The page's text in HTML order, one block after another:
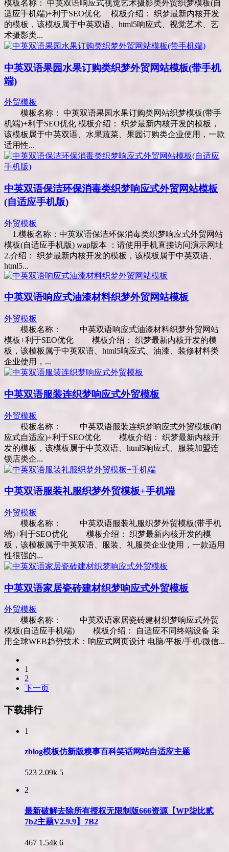
模板名称： 中英双语响应式视觉艺术摄影类外贸织梦模板(自
适应手机端)+利于SEO优化 模板介绍： 织梦最新内核开发
的模板，该模板属于中英双语、html5响应式、视觉艺术、艺
术摄影类...
中英双语果园水果订购类织梦外贸网站模板(带手机
端)
外贸模板
模板名称： 中英双语果园水果订购类网站织梦模板(带手
机端)+利于SEO优化 模板介绍： 织梦最新内核开发的模板，
该模板属于中英双语、水果蔬菜、果园订购类企业使用，一款
适用性...
中英双语保洁环保消毒类织梦响应式外贸网站模板
(自适应手机版)
外贸模板
1.模板名称：中英双语保洁环保消毒类织梦响应式外贸网站
模板(自适应手机版) wap版本 ：请使用手机直接访问演示网址
2.介绍： 织梦最新内核开发的模板，该模板属于中英双语、
html5...
中英双语响应式油漆材料织梦外贸网站模板
外贸模板
模板名称： 中英双语响应式油漆材料织梦外贸网站
模板+利于SEO优化 模板介绍： 织梦最新内核开发的模
板，该模板属于中英双语、html5响应式、油漆、装修材料类
企业使用，...
中英双语服装连织梦响应式外贸模板
外贸模板
模板名称： 中英双语服装连织梦响应式外贸模板(响
应式自适应)+利于SEO优化 模板介绍： 织梦最新内核开
发的模板，该模板属于中英双语、html5响应式、服装加盟连
锁店类企...
中英双语服装礼服织梦外贸模板+手机端
外贸模板
模板名称： 中英双语服装礼服织梦外贸模板(带手机
端)+利于SEO优化 模板介绍： 织梦最新内核开发的模
板，该模板属于中英双语、服装、礼服类企业使用，一款适用
性很强的...
中英双语家居瓷砖建材织梦响应式外贸模板
外贸模板
模板名称： 中英双语家居瓷砖建材织梦响应式外贸
模板(自适应手机端) 模板介绍： 自适应不同终端设备 采
用全球WEB趋势技术：响应式网页设计 电脑/平板/手机/微信...
1
2
下一页
下载排行
1
zblog模板仿新版糗事百科笑话网站自适应主题
523 2.09k 5
2
最新破解去除所有授权无限制版666资源【WP柒比贰
7b2主题V2.9.9】7B2
467 1.54k 6